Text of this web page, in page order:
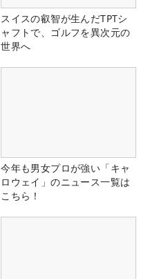
スイスの叡智が生んだTPTシ
ャフトで、ゴルフを異次元の
世界へ
今年も男女プロが強い「キャ
ロウェイ」のニュース一覧は
こちら！